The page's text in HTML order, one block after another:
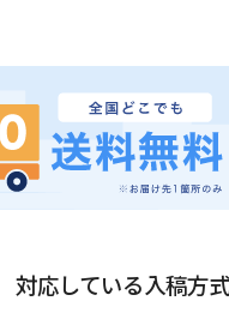
対応している入稿方